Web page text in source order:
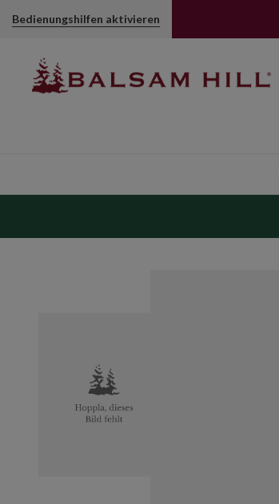
Bedienungshilfen aktivieren